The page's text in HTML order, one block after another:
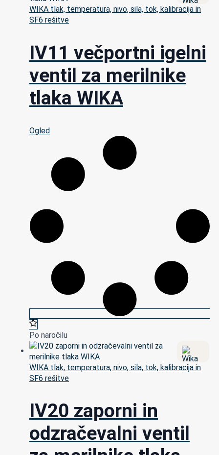
WIKA tlak, temperatura, nivo, sila, tok, kalibracija in
SF6 rešitve
IV11 večportni igelni
ventil za merilnike
tlaka WIKA
Ogled
Po naročilu
WIKA tlak, temperatura, nivo, sila, tok, kalibracija in
SF6 rešitve
IV20 zaporni in
odzračevalni ventil